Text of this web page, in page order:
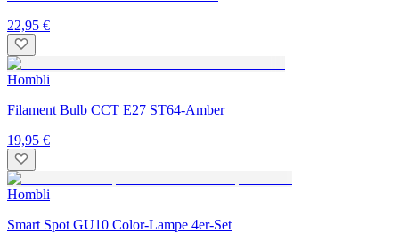
22,95 €
Hombli
Filament Bulb CCT E27 ST64-Amber
19,95 €
Hombli
Smart Spot GU10 Color-Lampe 4er-Set